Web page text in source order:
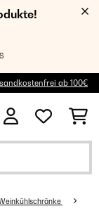
S
ab 100€